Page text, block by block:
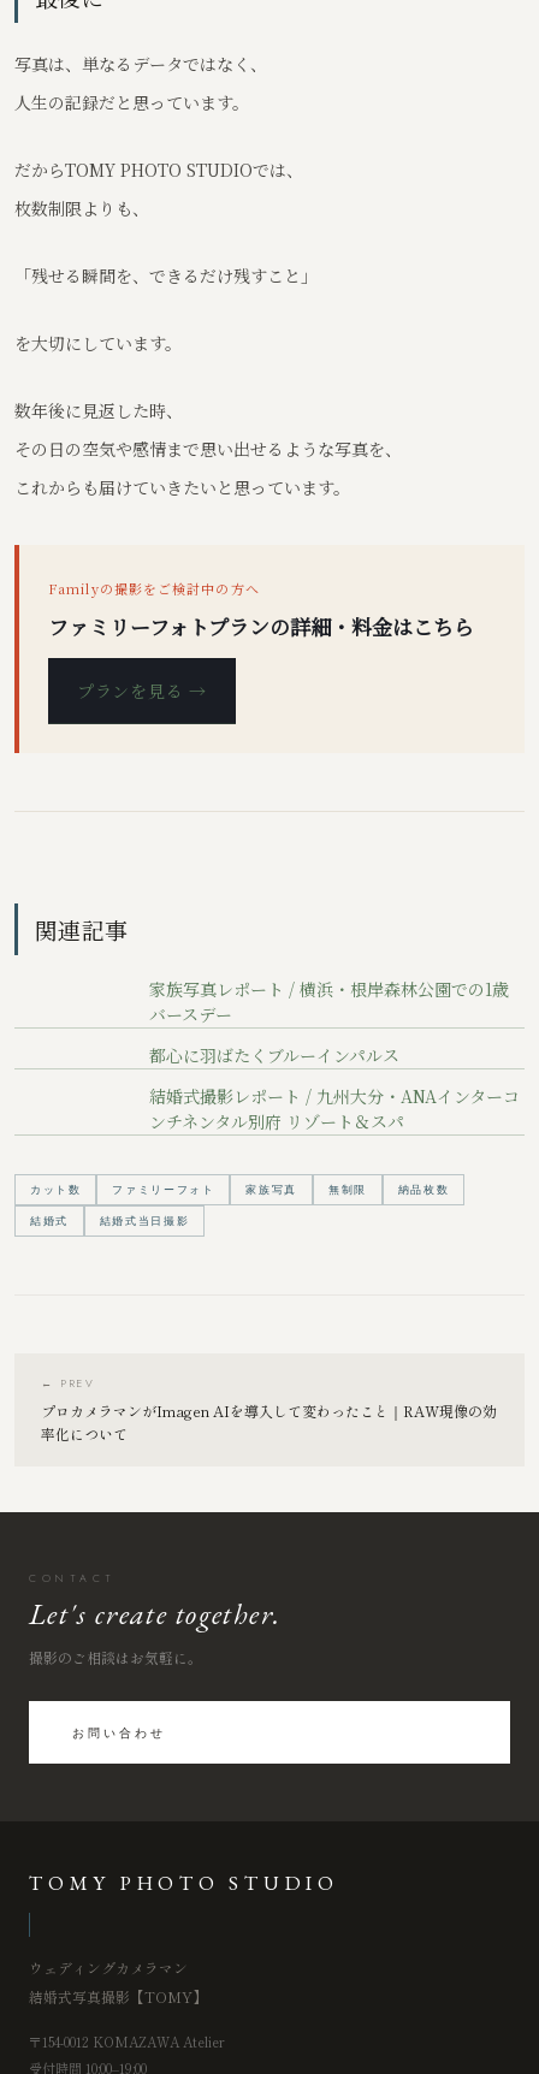
写真は、単なるデータではなく、
人生の記録だと思っています。
だからTOMY PHOTO STUDIOでは、
枚数制限よりも、
「残せる瞬間を、できるだけ残すこと」
を大切にしています。
数年後に見返した時、
その日の空気や感情まで思い出せるような写真を、
これからも届けていきたいと思っています。
Familyの撮影をご検討中の方へ
ファミリーフォトプランの詳細・料金はこちら
プランを見る →
関連記事
家族写真レポート / 横浜・根岸森林公園での1歳
バースデー
都心に羽ばたくブルーインパルス
結婚式撮影レポート / 九州大分・ANAインターコ
ンチネンタル別府 リゾート＆スパ
カット数 ファミリーフォト 家族写真 無制限
納品枚数
結婚式
結婚式当日撮影
← PREV
プロカメラマンがImagen AIを導入して変わったこと｜RAW現像の効
率化について
CONTACT
Let's create together.
撮影のご相談はお気軽に。
お問い合わせ
TOMY PHOTO STUDIO
ウェディングカメラマン
結婚式写真撮影【TOMY】
〒154-0012 KOMAZAWA Atelier
受付時間 10:00–19:00